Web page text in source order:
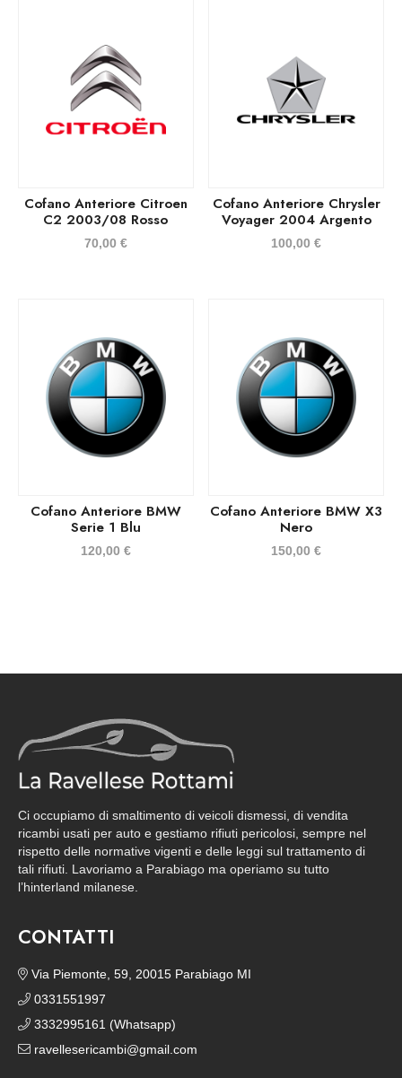
Cofano Anteriore Citroen
C2 2003/08 Rosso
70,00 €
Cofano Anteriore Chrysler
Voyager 2004 Argento
100,00€
Cofano Anteriore BMW
Serie 1 Blu
120,00 €
Cofano Anteriore BMW X3
Nero
150,00€
Ci occupiamo di smaltimento di veicoli dismessi, di vendita
ricambi usati per auto e gestiamo rifiuti pericolosi, sempre nel
rispetto delle normative vigenti e delle leggi sul trattamento di
tali rifiuti. Lavoriamo a Parabiago ma operiamo su tutto
l’hinterland milanese.
CONTATTI
Via Piemonte, 59, 20015 Parabiago MI
0331551997
3332995161 (Whatsapp)
ravellesericambi@gmail.com